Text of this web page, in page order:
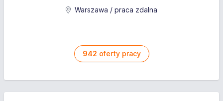
Warszawa / praca zdalna
942 oferty pracy